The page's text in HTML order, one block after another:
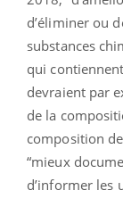
d’éliminer ou
substances
qui
devraient par
de la
composition
“mieux
d’informer les